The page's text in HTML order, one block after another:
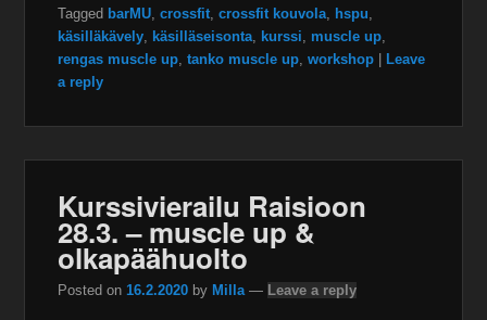
Tagged barMU ,crossfit ,crossfit kouvola hspu
käsilläkävely käsilläseisonta kurssi muscle up
rengas muscle up ,tanko muscle up ,workshop | Leave
a reply
Kurssivierailu Raisioon
28.3. – muscle up &
olkapäähuolto
Posted on16.2.2020 by Milla — Leave a reply